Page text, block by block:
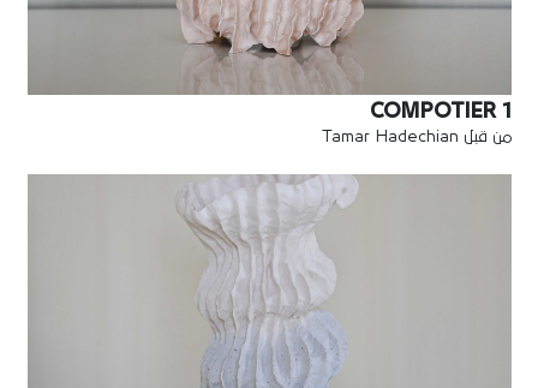
COMPOTIER 1
من قبل Tamar Hadechian